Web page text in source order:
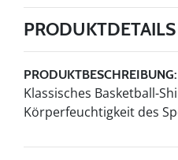
PRODUKTDETAILS
PRODUKTBESCHREIBUNG:
Klassisches Basketball-
Körperfeuchtigkeit des